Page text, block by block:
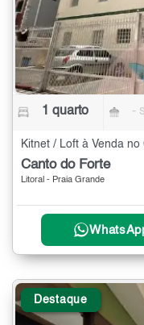
1 quarto -
Kitnet / Loft à Venda
Canto do Forte
Litoral - Praia Grande
Destaque